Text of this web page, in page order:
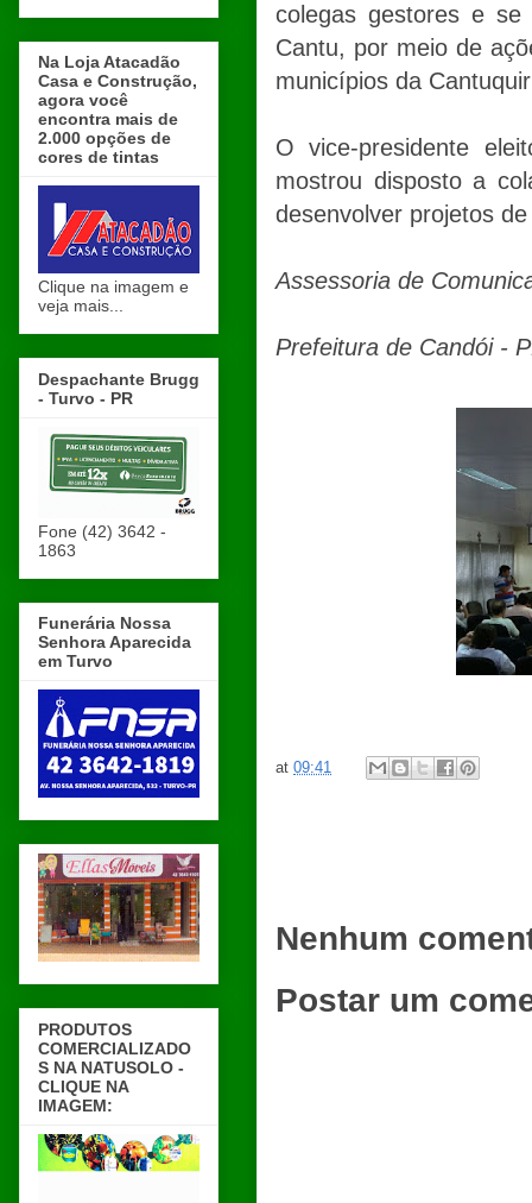
colegas gestores e se
Cantu, por meio de
municípios da
O vice-presidente
mostrou disposto a
desenvolver projetos
Assessoria de
Prefeitura de Candói -
at 09:41
Nenhum
Postar um
Na Loja Atacadão
Casa e Construção,
agora você
encontra mais de
2.000 opções de
cores de tintas
Clique na imagem e
veja mais...
Despachante Brugg
- Turvo - PR
Fone (42) 3642 -
1863
Funerária Nossa
Senhora Aparecida
em Turvo
PRODUTOS
COMERCIALIZADO
S NA NATUSOLO -
CLIQUE NA
IMAGEM: